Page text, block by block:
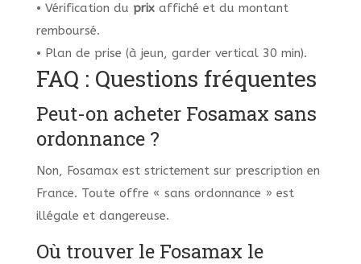
• Vérification du prixaffiché et du montant
remboursé.
• Plan de prise (à jeun, garder vertical 30 min).
FAQ : Questions fréquentes
Peut-on acheter Fosamax sans
ordonnance ?
Non, Fosamax est strictement sur prescription en
France. Toute offre « sans ordonnance » est
illégale et dangereuse.
Où trouver le Fosamax le